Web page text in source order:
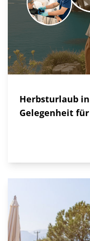
Herbsturlaub
Gelegenheit